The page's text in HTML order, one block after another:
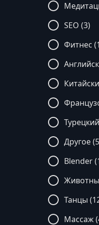
SEO (3)
Фитнес
Другое
Blender
Танцы
Массаж